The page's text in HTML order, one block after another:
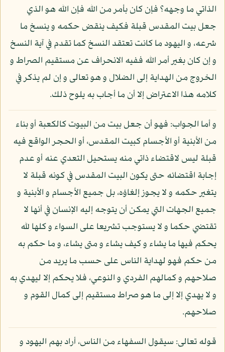
الذاتي ما وجهه؟ فإن كان بأمر من الله فإن الله هو الذي
جعل بيت المقدس قبلة فكيف ينقض حكمه و ينسخ ما
شرعه، و اليهود ما كانت تعتقد النسخ كما تقدم في آية النسخ
و إن كان بغير أمر الله ففيه الانحراف عن مستقيم الصراط و
الخروج من الهداية إلى الضلال و هو تعالى و إن لم يذكر في
كلامه هذا الاعتراض إلا أن ما أجاب به يلوح ذلك.
و أما الجواب: فهو أن جعل بيت من البيوت كالكعبة أو بناء
من الأبنية أو الأجسام كبيت المقدس، أو الحجر الواقع فيه
قبلة ليس لاقتضاء ذاتي منه يستحيل التعدي عنه أو عدم
إجابة اقتضائه حتى يكون البيت المقدس في كونه قبلة لا
يتغير حكمه و لا يجوز إلغاؤه، بل جميع الأجسام و الأبنية و
جميع الجهات التي يمكن أن يتوجه إليه الإنسان في أنها لا
تقتضي حكما و لا يستوجب تشريعا على السواء و كلها لله
يحكم فيها ما يشاء و كيف يشاء و متى يشاء، و ما حكم به
من حكم فهو لهداية الناس على حسب ما يريد من
صلاحهم و كمالهم الفردي و النوعي، فلا يحكم إلا ليهدي به
و لا يهدي إلا إلى ما هو صراط مستقيم إلى كمال القوم و
صلاحهم.
قوله تعالى: سيقول السفهاء من الناس، أراد بهم اليهود و